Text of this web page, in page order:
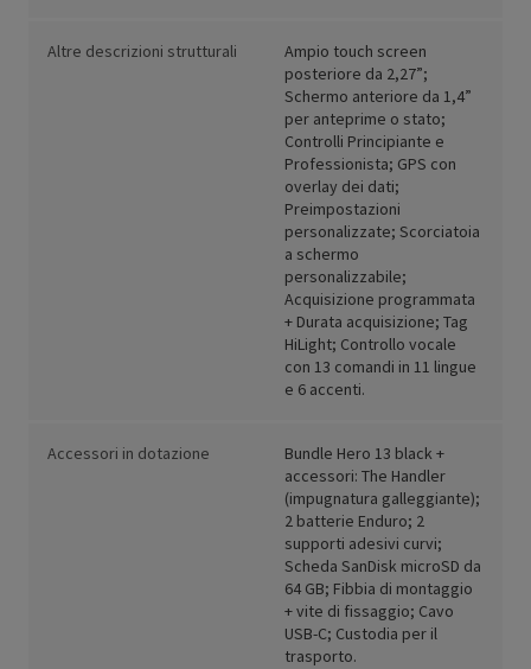
Altre descrizioni strutturali
Ampio touch screen
posteriore da 2,27”;
Schermo anteriore da 1,4”
per anteprime o stato;
Controlli Principiante e
Professionista; GPS con
overlay dei dati;
Preimpostazioni
personalizzate; Scorciatoia
a schermo
personalizzabile;
Acquisizione programmata
+ Durata acquisizione; Tag
HiLight; Controllo vocale
con 13 comandi in 11 lingue
e 6 accenti.
Accessori in dotazione
Bundle Hero 13 black +
accessori: The Handler
(impugnatura galleggiante);
2 batterie Enduro; 2
supporti adesivi curvi;
Scheda SanDisk microSD da
64 GB; Fibbia di montaggio
+ vite di fissaggio; Cavo
USB-C; Custodia per il
trasporto.